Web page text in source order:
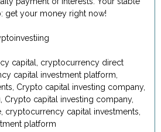
get your money right now!
capital, cryptocurrency direct
capital investment platform,
Crypto capital investing company,
Crypto capital investing company,
cryptocurrency capital investments,
platform